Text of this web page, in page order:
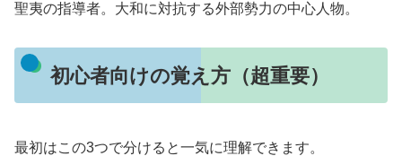
聖夷の指導者。大和に対抗する外部勢力の中心人物。
初心者向けの覚え方（超重要）
最初はこの3つで分けると一気に理解できます。